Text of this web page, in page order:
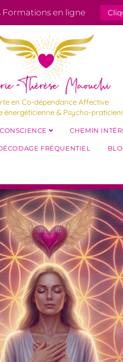
Formations en ligne
en Co-dépendance Affective
énergéticienne & Psycho-
CHEMIN
FRÉQUENTIEL